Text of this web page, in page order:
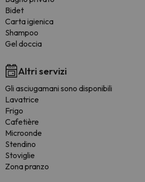
Bidet
Carta igienica
Shampoo
Gel doccia
Altri servizi
Gli asciugamani sono disponibili
Lavatrice
Frigo
Cafetière
Microonde
Stendino
Stoviglie
Zona pranzo